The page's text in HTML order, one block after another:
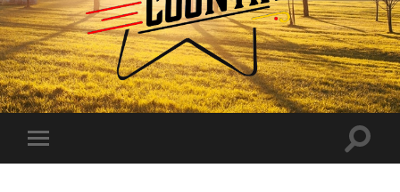
Forever
Country
Toggle
mobile
Toggle